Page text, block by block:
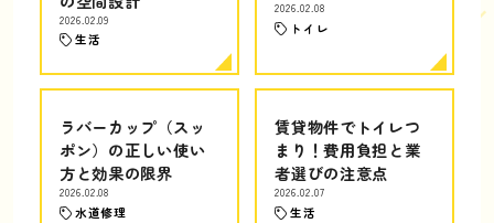
2026.02.09
生活
2026.02.08
トイレ
ラバーカップ（スッ
ポン）の正しい使い
方と効果の限界
2026.02.08
水道修理
賃貸物件でトイレつ
まり！費用負担と業
者選びの注意点
2026.02.07
生活